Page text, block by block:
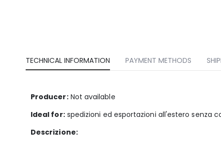
gallery
TECHNICAL INFORMATION
Producer:Not available
Ideal for:spedizioni ed esportazioni all'estero senza
Descrizione:
PAYMENT METHODS